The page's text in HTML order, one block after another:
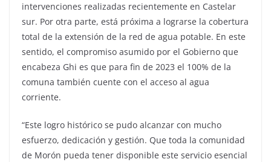
intervenciones realizadas recientemente en Castelar
sur. Por otra parte, está próxima a lograrse la cobertura
total de la extensión de la red de agua potable. En este
sentido, el compromiso asumido por el Gobierno que
encabeza Ghi es que para fin de 2023 el 100% de la
comuna también cuente con el acceso al agua
corriente.
“Este logro histórico se pudo alcanzar con mucho
esfuerzo, dedicación y gestión. Que toda la comunidad
de Morón pueda tener disponible este servicio esencial